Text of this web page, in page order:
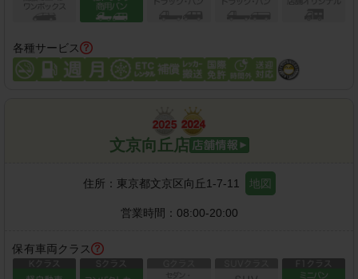
各種サービス
文京向丘店
住所： 東京都文京区向丘1-7-11 地図
営業時間： 08:00-20:00
保有車両クラス